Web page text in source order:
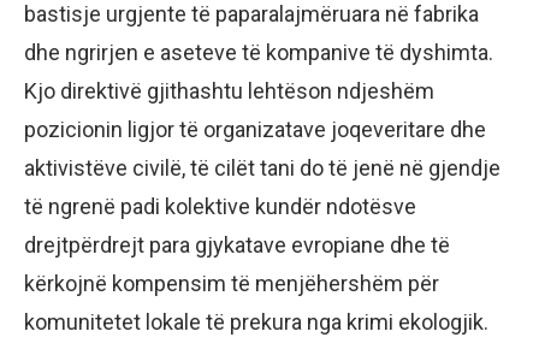
bastisje urgjente të paparalajmëruara në fabrika
dhe ngrirjen e aseteve të kompanive të dyshimta.
Kjo direktivë gjithashtu lehtëson ndjeshëm
pozicionin ligjor të organizatave joqeveritare dhe
aktivistëve civilë, të cilët tani do të jenë në gjendje
të ngrenë padi kolektive kundër ndotësve
drejtpërdrejt para gjykatave evropiane dhe të
kërkojnë kompensim të menjëhershëm për
komunitetet lokale të prekura nga krimi ekologjik.